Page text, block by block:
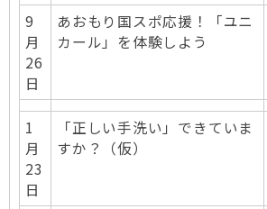
9
月
26
日
あおもり国スポ応援！「ユニ
カール」を体験しよう
1
月
23
日
「正しい手洗い」できていま
すか？（仮）